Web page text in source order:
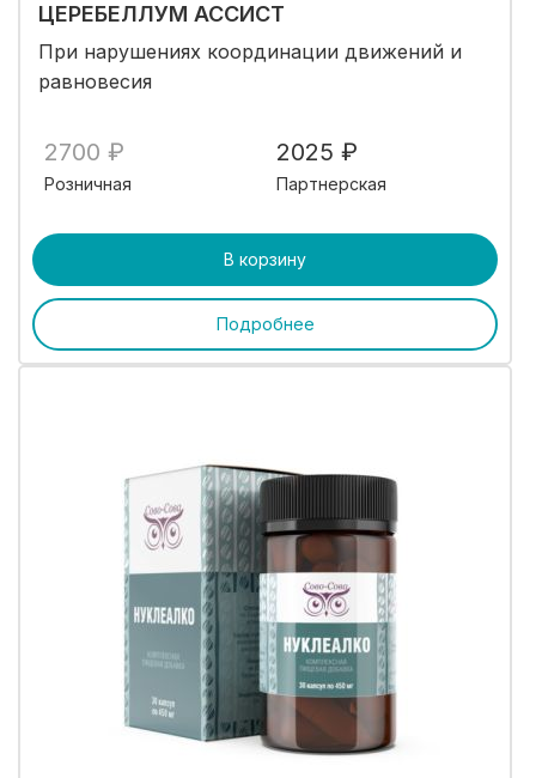
ЦЕРЕБЕЛЛУМ АССИСТ
При нарушениях координации движений и
равновесия
2700 ₽
Розничная
2025 ₽
Партнерская
В корзину
Подробнее